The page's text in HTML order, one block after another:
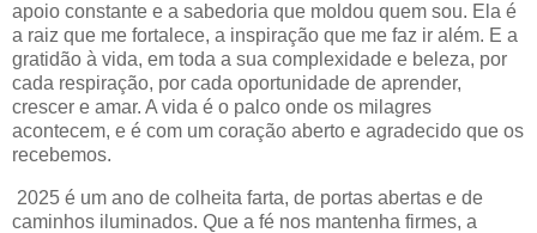
apoio constante e a sabedoria que moldou quem sou. Ela é
a raiz que me fortalece, a inspiração que me faz ir além. E a
gratidão à vida, em toda a sua complexidade e beleza, por
cada respiração, por cada oportunidade de aprender,
crescer e amar. A vida é o palco onde os milagres
acontecem, e é com um coração aberto e agradecido que os
recebemos.
2025 é um ano de colheita farta, de portas abertas e de
caminhos iluminados. Que a fé nos mantenha firmes, a